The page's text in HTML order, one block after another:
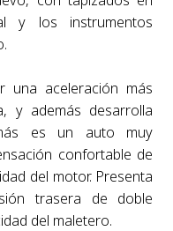
y los instrumentos
una aceleración más
y además desarrolla
es un auto muy
confortable de
del motor. Presenta
trasera de doble
del maletero.